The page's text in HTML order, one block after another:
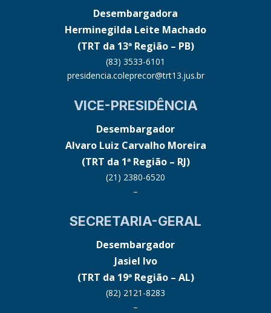
Desembargadora
Herminegilda Leite Machado
(TRT da 13ª Região – PB)
(83) 3533-6101
presidencia.coleprecor@trt13.jus.br
VICE-PRESIDÊNCIA
Desembargador
Alvaro Luiz Carvalho Moreira
(TRT da 1ª Região – RJ)
(21) 2380-6520
–
SECRETARIA-GERAL
Desembargador
Jasiel Ivo
(TRT da 19ª Região – AL)
(82) 2121-8283
–